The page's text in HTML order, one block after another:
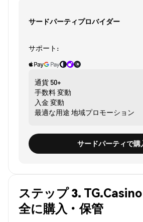
サードパーティプロバイダー
サポート:
通貨 50+
手数料変動
入金 変動
最適な用途 地域プロモーション
サードパーティで購
ステップ 3.
全に購入・保管